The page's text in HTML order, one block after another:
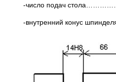
-число подач
-внутренний конус